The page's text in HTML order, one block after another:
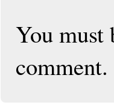
You must
comment.